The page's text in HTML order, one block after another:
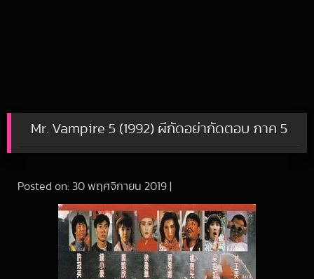
Mr. Vampire 5 (1992) ผีกัดอย่ากัดตอบ ภาค 5
Posted on: 30 พฤศจิกายน 2019